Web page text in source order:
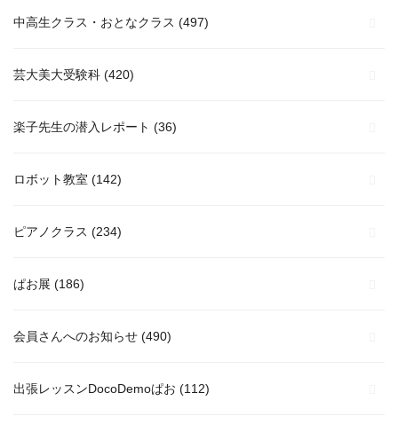
中高生クラス・おとなクラス (497)
芸大美大受験科 (420)
楽子先生の潜入レポート (36)
ロボット教室 (142)
ピアノクラス (234)
ぱお展 (186)
会員さんへのお知らせ (490)
出張レッスンDocoDemoぱお (112)